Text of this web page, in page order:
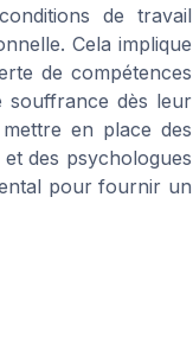
de travail
Cela implique
de compétences
souffrance dès leur
en place des
des psychologues
pour fournir un